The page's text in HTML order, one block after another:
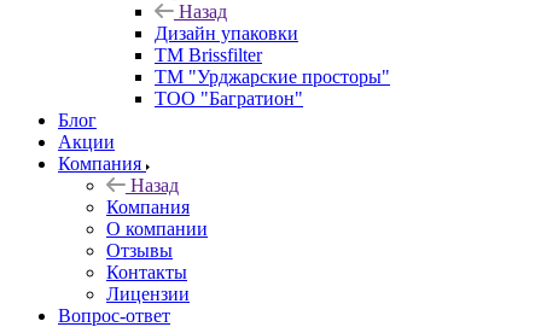
Назад
Дизайн упаковки
TM Brissfilter
ТМ "Урджарские просторы"
ТОО "Багратион"
Блог
Акции
Компания
Назад
Компания
О компании
Отзывы
Контакты
Лицензии
Вопрос-ответ